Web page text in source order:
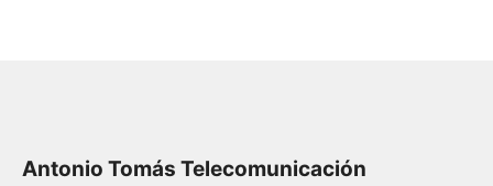
Antonio Tomás Telecomunicación